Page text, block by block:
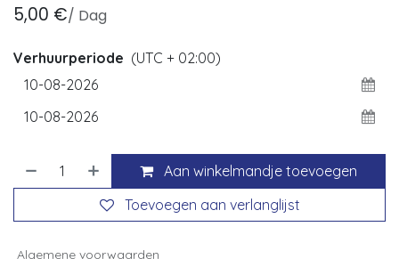
5,00 €/ Dag
Verhuurperiode (UTC + 02:00)
Aan winkelmandje toevoegen
Toevoegen aan verlanglijst
Algemene voorwaarden